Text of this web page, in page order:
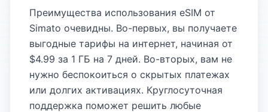
Преимущества использования eSIM от
Simato очевидны. Во-первых, вы получаете
выгодные тарифы на интернет, начиная от
$4.99 за 1 ГБ на 7 дней. Во-вторых, вам не
нужно беспокоиться о скрытых платежах
или долгих активациях. Круглосуточная
поддержка поможет решить любые